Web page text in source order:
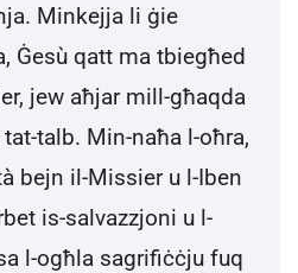
Minkejja li ġie
Ġesù qatt ma tbiegħed
jew aħjar mill-għaqda
talb. Min-naħa l-oħra,
bejn il-Missier u l-Iben
is-salvazzjoni u l-
l-ogħla sagrifiċċju fuq